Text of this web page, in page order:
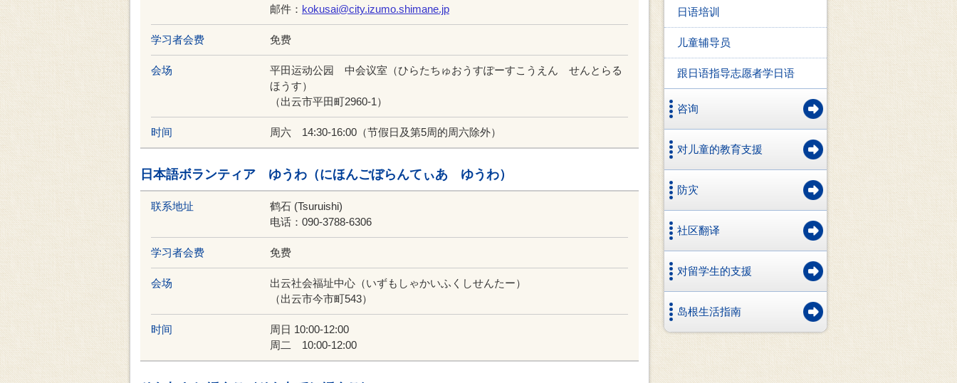
邮件： kokusai@city.izumo.shimane.jp
学习者会费 免费
会场
平田运动公园 中会议室（ひらたちゅおうすぽーすこうえん せんとらる
ほうす）
（出云市平田町2960-1）
时间 周六 14:30-16:00（节假日及第5周的周六除外）
日本語ボランティア ゆうわ（にほんごぼらんてぃあ ゆうわ）
联系地址
鹤石 (Tsuruishi)
电话：090-3788-6306
学习者会费 免费
会场
出云社会福址中心（いずもしゃかいふくしせんたー）
（出云市今市町543）
时间
周日 10:00-12:00
周二 10:00-12:00
日语培训
儿童辅导员
跟日语指导志愿者学日语
咨询
对儿童的教育支援
防灾
社区翻译
对留学生的支援
岛根生活指南